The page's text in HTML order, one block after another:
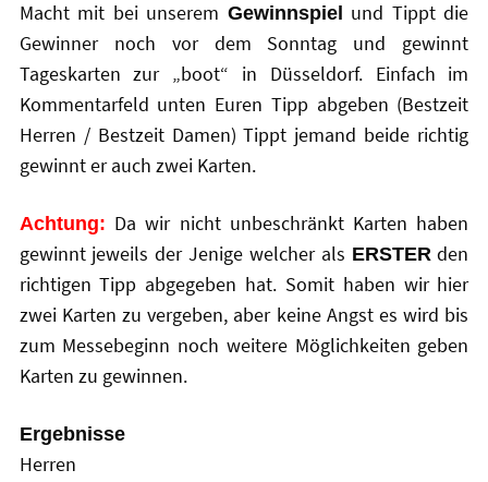
Macht mit bei unserem Gewinnspiel
und Tippt die
Gewinner noch vor dem Sonntag und gewinnt
Tageskarten zur „boot“ in Düsseldorf. Einfach im
Kommentarfeld unten Euren Tipp abgeben (Bestzeit
Herren / Bestzeit Damen) Tippt jemand beide richtig
gewinnt er auch zwei Karten.
Achtung: Da wir nicht unbeschränkt Karten haben
gewinnt jeweils der Jenige welcher als ERSTERden
richtigen Tipp abgegeben hat. Somit haben wir hier
zwei Karten zu vergeben, aber keine Angst es wird bis
zum Messebeginn noch weitere Möglichkeiten geben
Karten zu gewinnen.
Ergebnisse
Herren